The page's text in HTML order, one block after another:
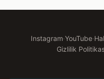
Instagram·YouTube·
Gizlilik